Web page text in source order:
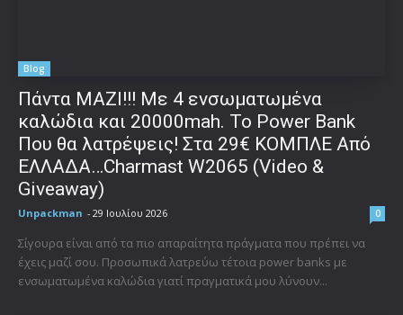
Blog
Πάντα ΜΑΖΙ!!! Με 4 ενσωματωμένα
καλώδια και 20000mah. Το Power Bank
Που θα λατρέψεις! Στα 29€ ΚΟΜΠΛΕ Από
ΕΛΛΑΔΑ…Charmast W2065 (Video &
Giveaway)
Unpackman - 29 Ιουλίου 2026 0
Σίγουρα είναι από τα πιο απαραίτητα πράγματα που πρέπει να
έχεις μαζί σου. Προσωπικά λατρεύω τέτοια power banks με
ενσωματωμένα καλώδια γιατί πραγματικά μου λύνουν...